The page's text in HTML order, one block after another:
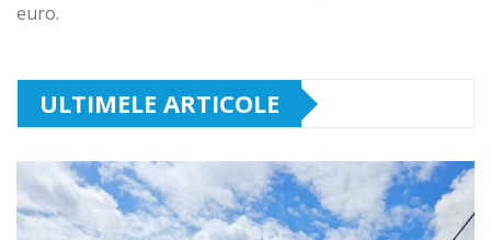
euro.
ULTIMELE ARTICOLE